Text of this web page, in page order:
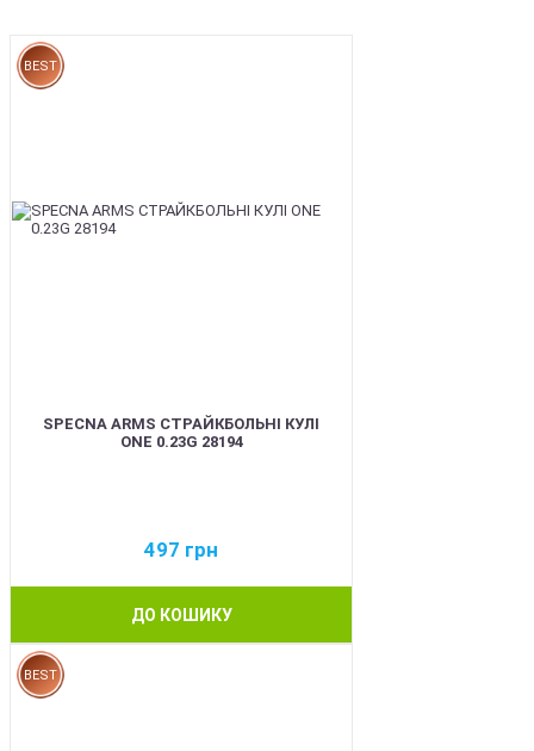
BEST
SPECNA ARMS СТРАЙКБОЛЬНІ КУЛІ
ONE 0.23G 28194
497 грн
ДО КОШИКУ
BEST